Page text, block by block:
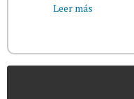
Leer más